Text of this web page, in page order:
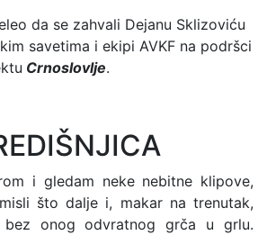
da se zahvali Dejanu Sklizoviću
savetima i ekipi AVKF na podršci
Crnoslovlje.
ŠNJICA
i gledam neke nebitne klipove,
što dalje i, makar na trenutak,
bez onog odvratnog grča u grlu.